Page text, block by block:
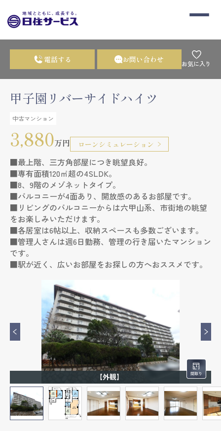
電話する お問い合わせ お気に入り
甲子園リバーサイドハイツ
中古マンション
3,880万円 ローンシミュレーション
■最上階、三方角部屋につき眺望良好。
■専有面積120㎡超の4SLDK。
■8、9階のメゾネットタイプ。
■バルコニーが4面あり、開放感のあるお部屋です。
■リビングのバルコニーからは六甲山系、市街地の眺望
をお楽しみいただけます。
■各居室は6帖以上、収納スペースも多数ございます。
■管理人さんは週6日勤務、管理の行き届いたマンション
です。
■駅が近く、広いお部屋をお探しの方へおススメです。
【外観】